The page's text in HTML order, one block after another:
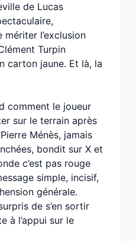
de Lucas
l’exclusion
Turpin
carton jaune. Et là, la
comment le joueur
sur le terrain après
Ménès, jamais
bondit sur X et
c’est pas rouge
simple, incisif,
générale.
de s’en sortir
à l’appui sur le